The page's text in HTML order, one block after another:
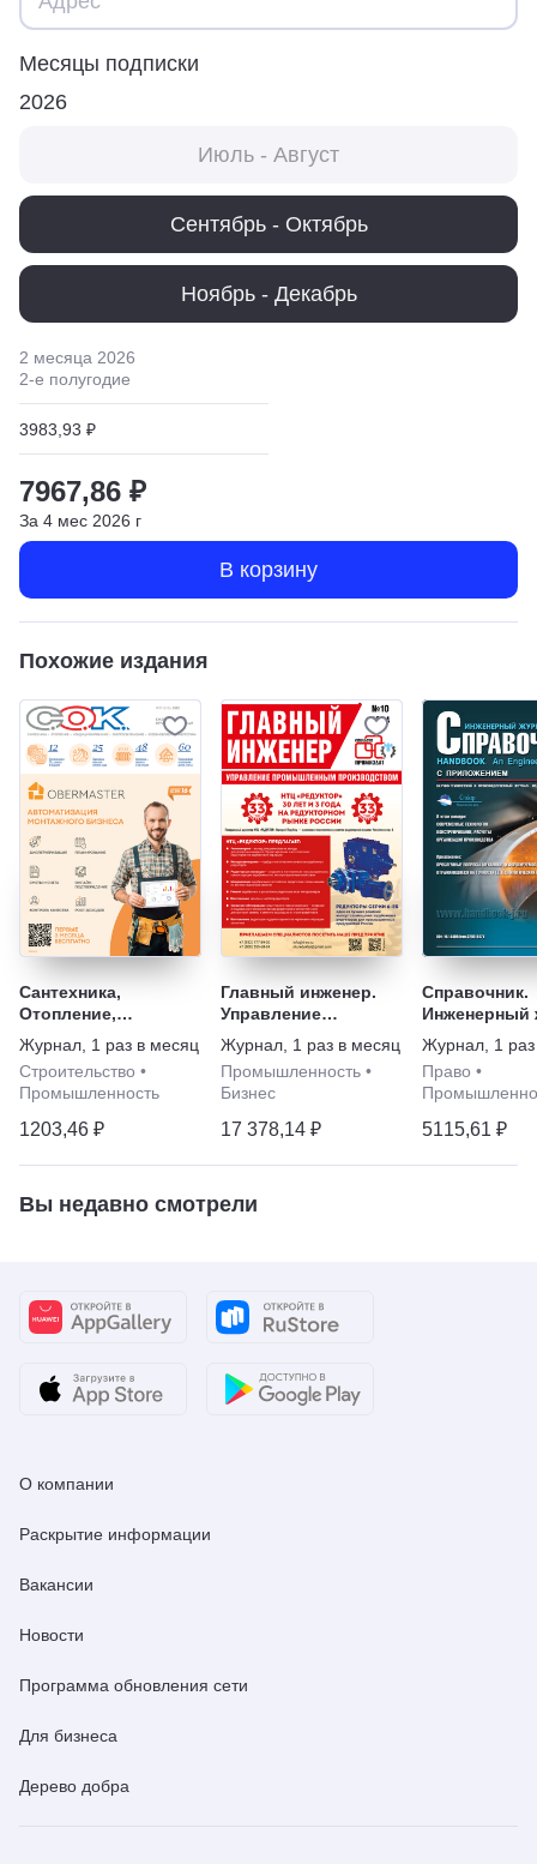
Месяцы подписки
2026
Июль - Август
Сентябрь - Октябрь
Ноябрь - Декабрь
2 месяца 2026
2-е полугодие
3983,93 ₽
7967,86 ₽
За 4 мес 2026 г
В корзину
Похожие издания
Сантехника,
Отопление,
Кондиционирование
Журнал 1 раз в месяц
Строительство •
Промышленность
1203,46 ₽
Главный инженер.
Управление
промышленным
производством
Журнал 1 раз в месяц
Промышленность •
Бизнес
17 378,14 ₽
Справочник.
Инженерный
С
Журнал 1
Право •
5115,61 ₽
Вы недавно смотрели
О компании
Раскрытие информации
Вакансии
Новости
Программа обновления сети
Для бизнеса
Дерево добра